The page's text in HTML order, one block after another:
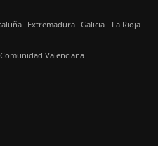
Extremadura Galicia La Rioja
Comunidad Valenciana